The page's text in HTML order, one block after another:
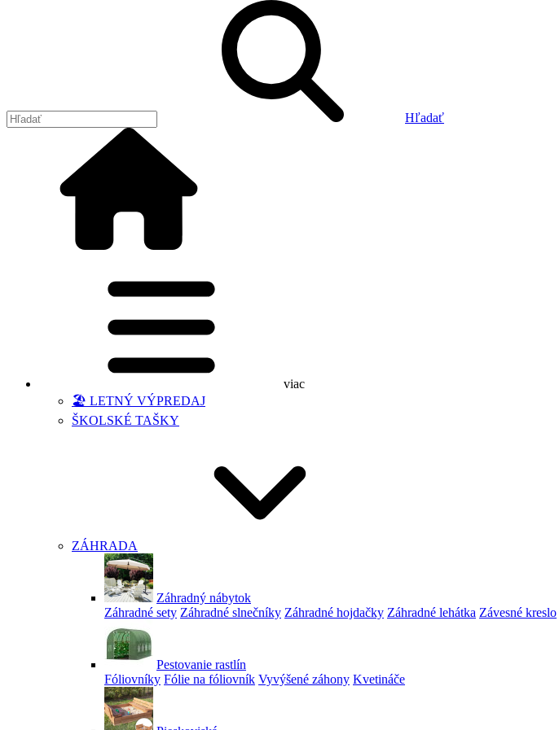
Hľadať
viac
🏖️ LETNÝ VÝPREDAJ
ŠKOLSKÉ TAŠKY
ZÁHRADA
Záhradný nábytok
Záhradné sety Záhradné slnečníky Záhradné hojdačky Záhradné lehátka Závesné kreslo
Pestovanie rastlín
Fóliovníky Fólie na fóliovník Vyvýšené záhony Kvetináče